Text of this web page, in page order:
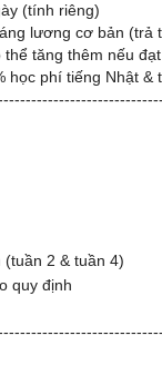
(tính riêng)
lương cơ bản (trả
tăng thêm nếu
học phí tiếng Nhật
(tuần 2 & tuần 4)
quy định